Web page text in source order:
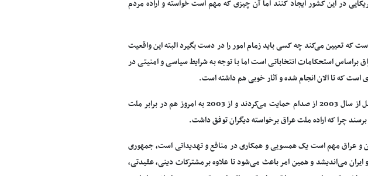
در این کشور ایجاد کنند اما آن چیزی که مهم است خواسته و اراده مردم
که تعیین می‌کند چه کسی باید زمام امور را در دست بگیرد البته این واقعیت
استحکامات انتخاباتی است اما با توجه به شرایط سیاسی و امنیتی در
است که تا الان انجام شده و آثار خوبی هم داشته است.
سعودی‌ها هم در عراق به دنبال منافع خود هستند، آنها از قبل از سال 2003 از صدام حمایت می‌کردند و از 2003 به امروز هم در برابر ملت
چرا که اراده ملت عراق برخواسته دیگران توفق داشت.
و عراق مهم است یک همسویی و همکاری در منافع و تهدیداتی است، جمهوری
می‌اندیشد و همین امر باعث می‌شود تا علاوه برمشترکات دینی، عقیدتی،